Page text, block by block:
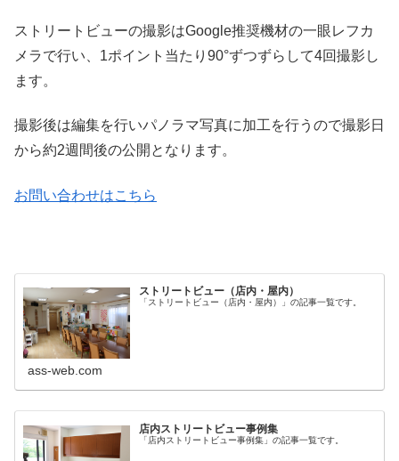
ストリートビューの撮影はGoogle推奨機材の一眼レフカ
メラで行い、1ポイント当たり90°ずつずらして4回撮影し
ます。
撮影後は編集を行いパノラマ写真に加工を行うので撮影日
から約2週間後の公開となります。
お問い合わせはこちら
ストリートビュー（店内・屋内）
「ストリートビュー（店内・屋内）」の記事一覧です。
ass-web.com
店内ストリートビュー事例集
「店内ストリートビュー事例集」の記事一覧です。